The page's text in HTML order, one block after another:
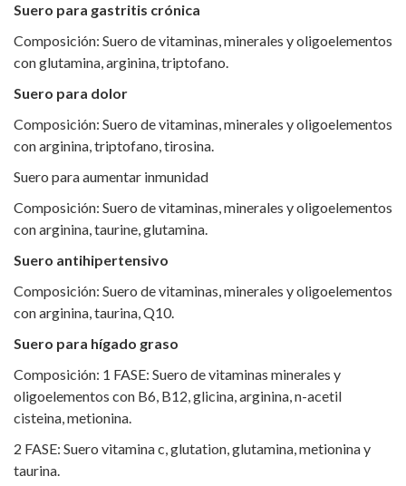
Suero para gastritis crónica
Composición: Suero de vitaminas, minerales y oligoelementos
con glutamina, arginina, triptofano.
Suero para dolor
Composición: Suero de vitaminas, minerales y oligoelementos
con arginina, triptofano, tirosina.
Suero para aumentar inmunidad
Composición: Suero de vitaminas, minerales y oligoelementos
con arginina, taurine, glutamina.
Suero antihipertensivo
Composición: Suero de vitaminas, minerales y oligoelementos
con arginina, taurina, Q10.
Suero para hígado graso
Composición: 1 FASE: Suero de vitaminas minerales y
oligoelementos con B6, B12, glicina, arginina, n-acetil
cisteina, metionina.
2 FASE: Suero vitamina c, glutation, glutamina, metionina y
taurina.